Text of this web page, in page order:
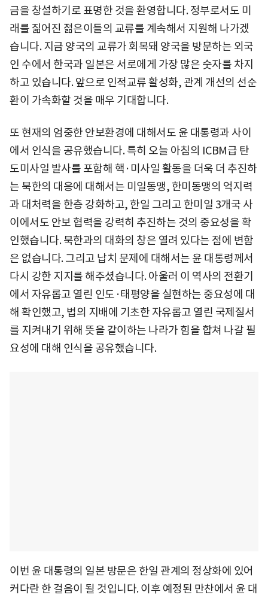
금을 창설하기로 표명한 것을 환영합니다. 정부로서도 미
래를 짊어진 젊은이들의 교류를 계속해서 지원해 나가겠
습니다. 지금 양국의 교류가 회복돼 양국을 방문하는 외국
인 수에서 한국과 일본은 서로에게 가장 많은 숫자를 차지
하고 있습니다. 앞으로 인적교류 활성화, 관계 개선의 선순
환이 가속화할 것을 매우 기대합니다.
또 현재의 엄중한 안보환경에 대해서도 윤 대통령과 사이
에서 인식을 공유했습니다. 특히 오늘 아침의 ICBM급 탄
도미사일 발사를 포함해 핵·미사일 활동을 더욱 더 추진하
는 북한의 대응에 대해서는 미일동맹, 한미동맹의 억지력
과 대처력을 한층 강화하고, 한일 그리고 한미일 3개국 사
이에서도 안보 협력을 강력히 추진하는 것의 중요성을 확
인했습니다. 북한과의 대화의 창은 열려 있다는 점에 변함
은 없습니다. 그리고 납치 문제에 대해서는 윤 대통령께서
다시 강한 지지를 해주셨습니다. 아울러 이 역사의 전환기
에서 자유롭고 열린 인도·태평양을 실현하는 중요성에 대
해 확인했고, 법의 지배에 기초한 자유롭고 열린 국제질서
를 지켜내기 위해 뜻을 같이하는 나라가 힘을 합쳐 나갈 필
요성에 대해 인식을 공유했습니다.
이번 윤 대통령의 일본 방문은 한일 관계의 정상화에 있어
커다란 한 걸음이 될 것입니다. 이후 예정된 만찬에서 윤 대